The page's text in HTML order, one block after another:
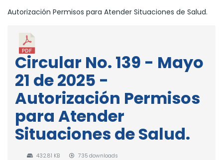
Autorización Permisos para Atender Situaciones de Salud.
Circular No. 139 - Mayo
21 de 2025 -
Autorización Permisos
para Atender
Situaciones de Salud.
432.81 KB 735 downloads